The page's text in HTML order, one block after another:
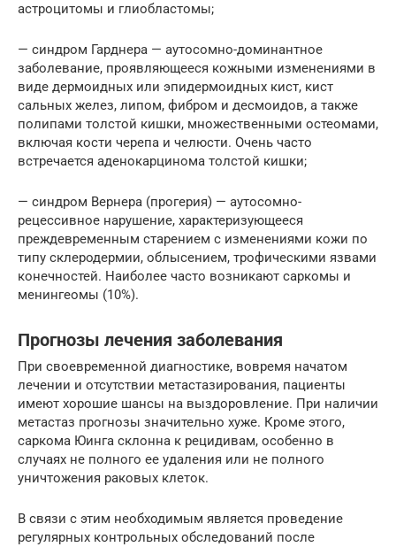
астроцитомы и глиобластомы;
— синдром Гарднера — аутосомно-доминантное
заболевание, проявляющееся кожными изменениями в
виде дермоидных или эпидермоидных кист, кист
сальных желез, липом, фибром и десмоидов, а также
полипами толстой кишки, множественными остеомами,
включая кости черепа и челюсти. Очень часто
встречается аденокарцинома толстой кишки;
— синдром Вернера (прогерия) — аутосомно-
рецессивное нарушение, характеризующееся
преждевременным старением с изменениями кожи по
типу склеродермии, облысением, трофическими язвами
конечностей. Наиболее часто возникают саркомы и
менингеомы (10%).
Прогнозы лечения заболевания
При своевременной диагностике, вовремя начатом
лечении и отсутствии метастазирования, пациенты
имеют хорошие шансы на выздоровление. При наличии
метастаз прогнозы значительно хуже. Кроме этого,
саркома Юинга склонна к рецидивам, особенно в
случаях не полного ее удаления или не полного
уничтожения раковых клеток.
В связи с этим необходимым является проведение
регулярных контрольных обследований после